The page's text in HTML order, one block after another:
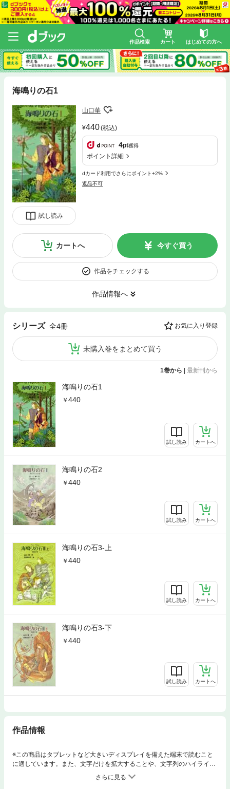
作品検索 カート はじめての方へ
海鳴りの石1
試し読み
山口華
440(税込)
4pt獲得
ポイント詳細
dカード利用でさらにポイント+2%
返品不可
カートへ 今すぐ買う
作品をチェックする
作品情報へ
シリーズ 全4冊 お気に入り登録
未購入巻をまとめて買う
1巻から | 最新刊から
海鳴りの石1
440
試し読み カートへ
海鳴りの石2
440
試し読み カートへ
海鳴りの石3-上
440
試し読み カートへ
海鳴りの石3-下
440
試し読み カートへ
作品情報
※この商品はタブレットなど大きいディスプレイを備えた端末で読むこと
に適しています。また、文字だけを拡大することや、文字列のハイライ
ト、検索、辞書の参照、引用などの機能が使用できません。僕の親父はフ
ァンタジー作家。新作に取り掛かったが、しょっぱなから行き詰って、ぷ